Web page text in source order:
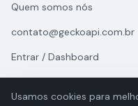
Quem somos nós
contato@geckoapi.com.br
Entrar / Dashboard
Usamos cookies para